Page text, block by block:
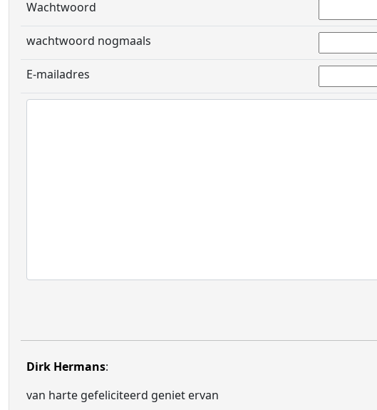
Wachtwoord
wachtwoord nogmaals
E-mailadres
Dirk Hermans:
van harte gefeliciteerd geniet ervan